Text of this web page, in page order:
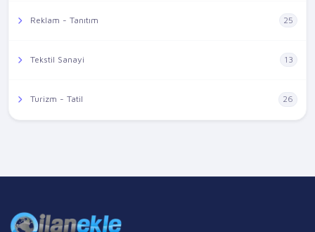
Reklam - Tanıtım 25
Tekstil Sanayi 13
Turizm - Tatil 26